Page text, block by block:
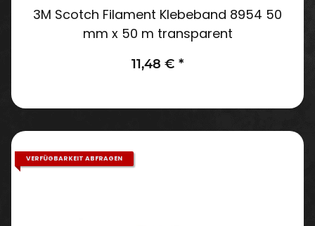
3M Scotch Filament Klebeband 8954 50
mm x 50 m transparent
11,48 € *
VERFÜGBARKEIT ABFRAGEN